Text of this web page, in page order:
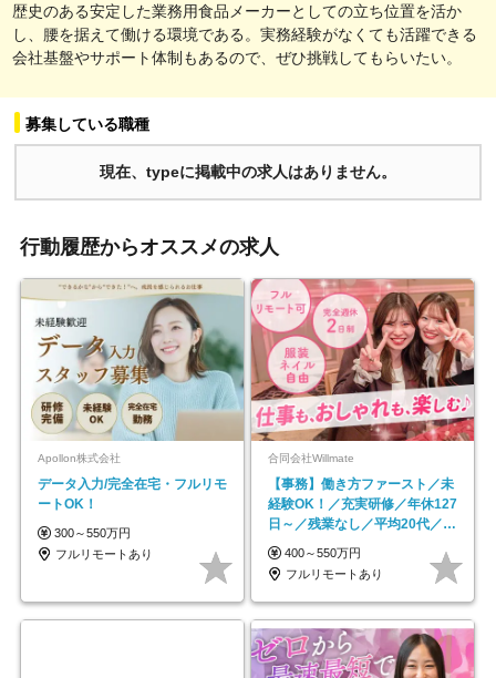
歴史のある安定した業務用食品メーカーとしての立ち位置を活か
し、腰を据えて働ける環境である。実務経験がなくても活躍できる
会社基盤やサポート体制もあるので、ぜひ挑戦してもらいたい。
募集している職種
現在、typeに掲載中の求人はありません。
行動履歴からオススメの求人
Apollon株式会社
データ入力/完全在宅・フルリモ
ートOK！
300～550万円
フルリモートあり
合同会社Willmate
【事務】働き方ファースト／未
経験OK！／充実研修／年休127
日～／残業なし／平均20代／リ
モートOK
400～550万円
フルリモートあり